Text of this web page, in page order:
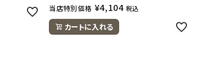
当店特別価格 ¥4,104 税込
カートに入れる